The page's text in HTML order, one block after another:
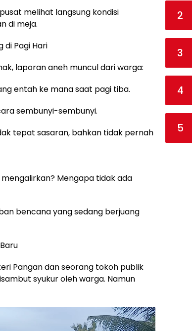
melihat langsung kondisi
di meja.
di Pagi Hari
laporan aneh muncul dari warga:
entah ke mana saat pagi tiba.
sembunyi-sembunyi.
tepat sasaran, bahkan tidak pernah
Mengapa tidak ada
bencana yang sedang berjuang
Pangan dan seorang tokoh publik
syukur oleh warga. Namun
2
3
4
5